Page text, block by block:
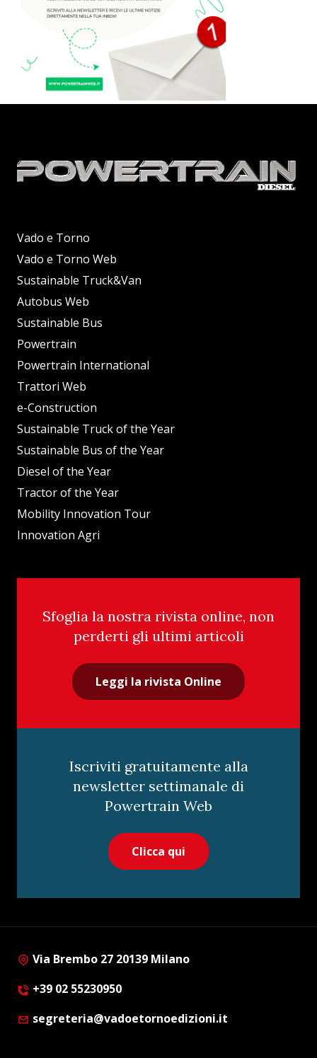
Vado e Torno
Vado e Torno Web
Sustainable Truck&Van
Autobus Web
Sustainable Bus
Powertrain
Powertrain International
Trattori Web
e-Construction
Sustainable Truck of the Year
Sustainable Bus of the Year
Diesel of the Year
Tractor of the Year
Mobility Innovation Tour
Innovation Agri
Sfoglia la nostra rivista online, non
perderti gli ultimi articoli
Leggi la rivista Online
Iscriviti gratuitamente alla
newsletter settimanale di
Powertrain Web
Clicca qui
Via Brembo 27 20139 Milano
+39 02 55230950
segreteria@vadoetornoedizioni.it